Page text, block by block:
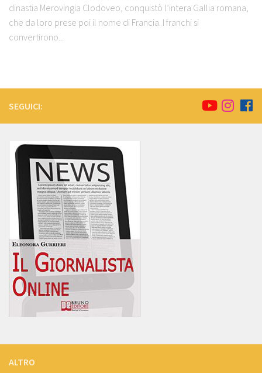
dinastia Merovingia Clodoveo, conquistò l’intera Gallia romana,
che da loro prese poi il nome di Francia. I franchi si
convertirono...
SEGUICI:
ALTRO